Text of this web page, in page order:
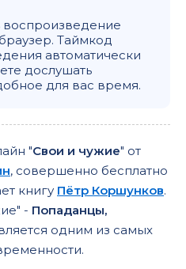
воспроизведение
Таймкод
автоматически
дослушать
для вас время.
"Свои и чужие" от
, совершенно бесплатно
книгу Пётр Коршунков.
- Попаданцы,
одним из самых